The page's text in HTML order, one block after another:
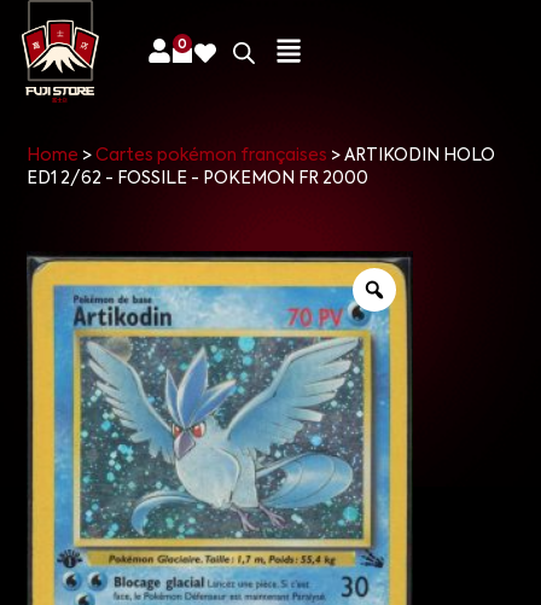
0
Home >Cartes pokémon françaises >ARTIKODIN HOLO
ED1 2/62 - FOSSILE - POKEMON FR 2000